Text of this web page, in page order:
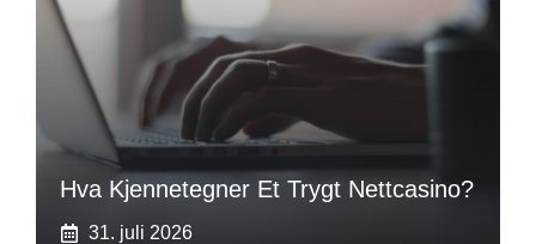
Hva Kjennetegner Et Trygt Nettcasino?
31. juli 2026